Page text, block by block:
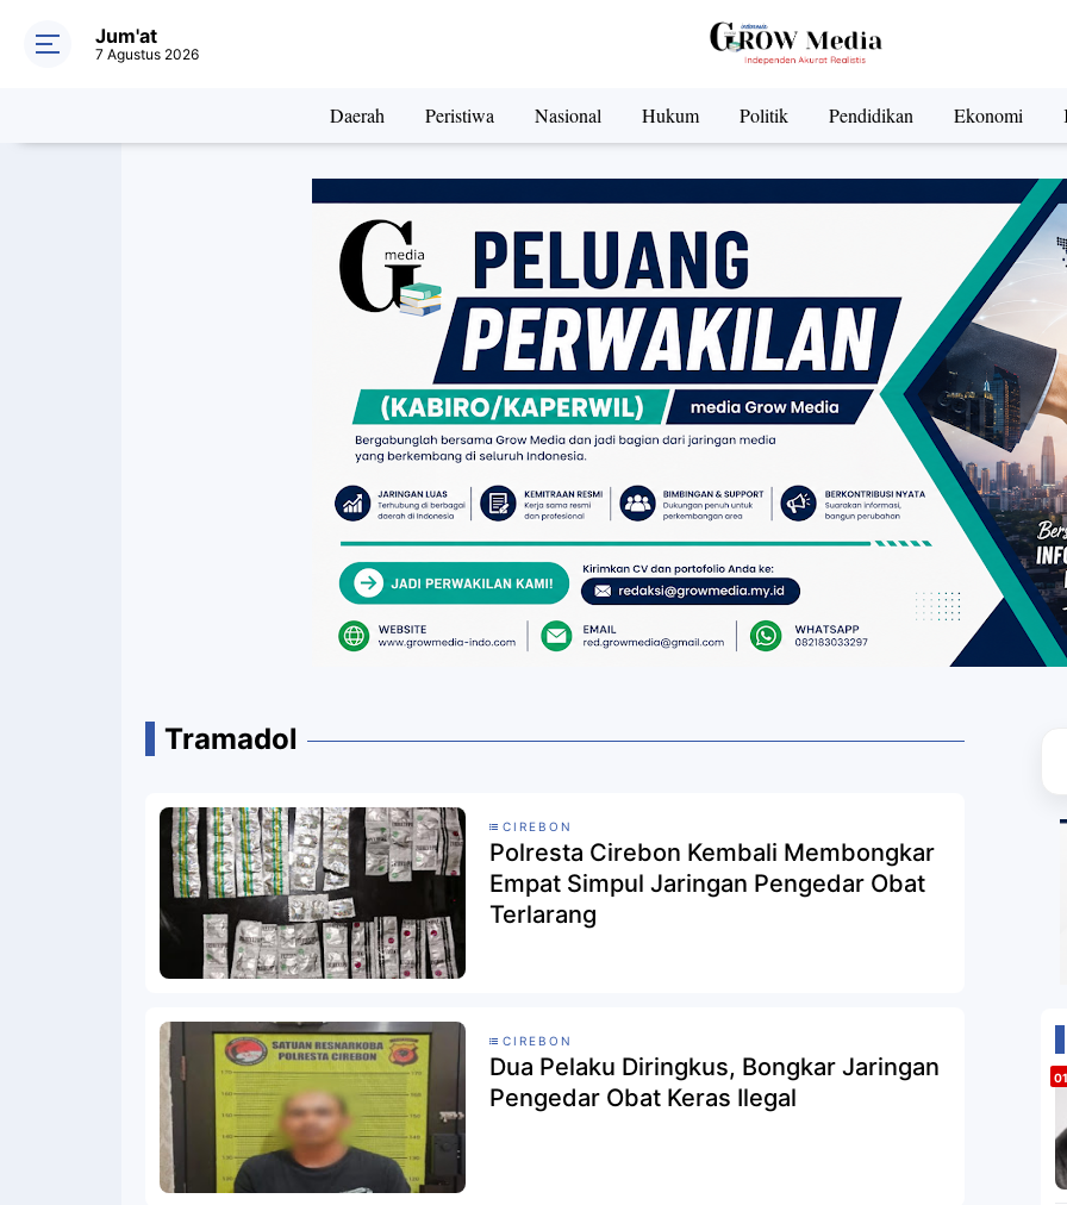
Jum'at
7 Agustus 2026
Daerah Peristiwa Nasional Hukum Politik Pendidikan Ekonomi
Tramadol
CIREBON
Polresta Cirebon Kembali Membongkar
Empat Simpul Jaringan Pengedar Obat
Terlarang
CIREBON
Dua Pelaku Diringkus, Bongkar Jaringan
Pengedar Obat Keras Ilegal